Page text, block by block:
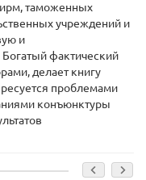
таможенных
учреждений и
и
фактический
делает книгу
проблемами
конъюнктуры